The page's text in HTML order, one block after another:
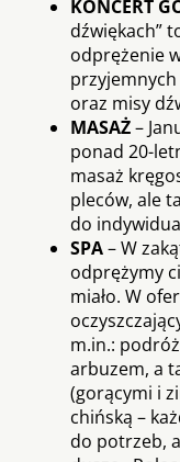
KONCERT
dźwiękach”
odprężenie
oraz misy
MASAŻ–
ponad 20-
masaż
pleców, ale
do
SPA– W
odprężymy
miało. W
m.in.:
arbuzem, a
(gorącymi i
chińską –
do potrzeb,